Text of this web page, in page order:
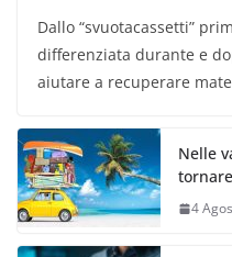
Dallo “svuotacassetti”
differenziata durante e
aiutare a recuperare
Nelle
4